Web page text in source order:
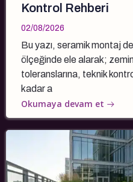
Kontrol Rehberi
02/08/2026
Bu yazı, seramik montaj
ölçeğinde ele alarak; zemin
toleranslarına, teknik
kadar a
Okumaya devam et